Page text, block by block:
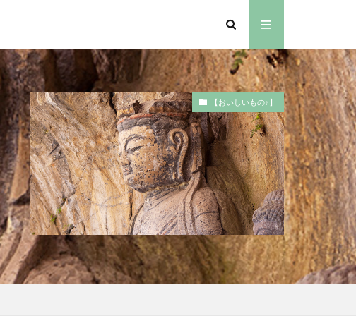
【おいしいもの♪】